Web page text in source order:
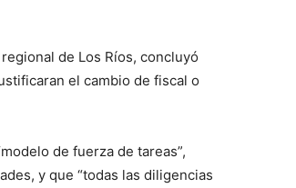
de Los Ríos, concluyó
el cambio de fiscal o
de fuerza de tareas”,
y que “todas las diligencias